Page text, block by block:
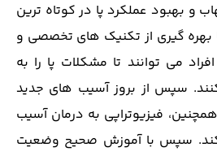
و بهبود عملکرد پا در کوتاه‌ ترین
گیری از تکنیک‌ های تخصصی و
می توانند تا مشکلات پا را به
سپس از بروز آسیب ‌های جدید
فیزیوتراپی به درمان آسیب
سپس با آموزش صحیح وضعیت